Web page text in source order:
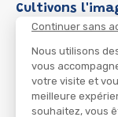
Continuer sans
Nous utilisons
vous
votre visite et
meilleure
souhaitez, vous
Cultivons